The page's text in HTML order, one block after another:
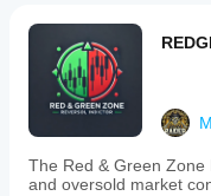
The Red & Green
and oversold market